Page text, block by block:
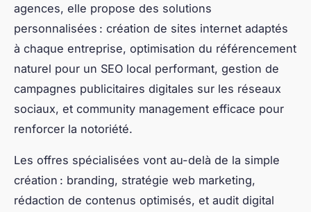
agences, elle propose des solutions
personnalisées : création de sites internet adaptés
à chaque entreprise, optimisation du référencement
naturel pour un SEO local performant, gestion de
campagnes publicitaires digitales sur les réseaux
sociaux, et community management efficace pour
renforcer la notoriété.
Les offres spécialisées vont au-delà de la simple
création : branding, stratégie web marketing,
rédaction de contenus optimisés, et audit digital